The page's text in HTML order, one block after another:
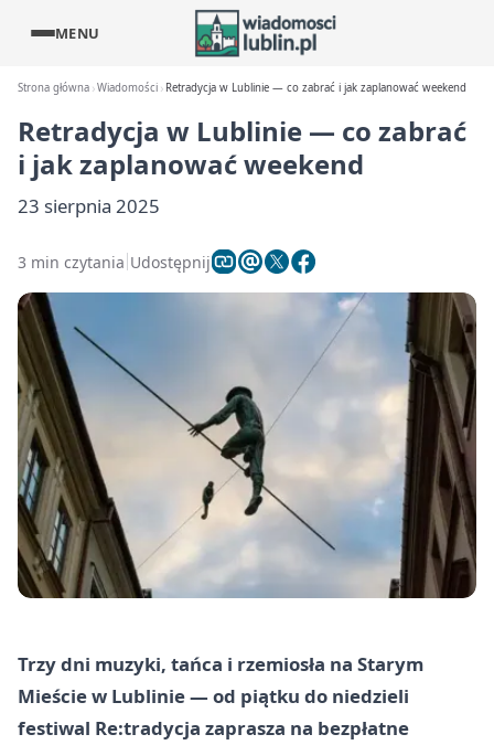
MENU
Strona główna Wiadomości Retradycja w Lublinie — co zabrać i jak zaplanować weekend
Retradycja w Lublinie — co zabrać
i jak zaplanować weekend
23 sierpnia 2025
3 min czytania Udostępnij
Trzy dni muzyki, tańca i rzemiosła na Starym
Mieście w Lublinie — od piątku do niedzieli
festiwal Re:tradycja zaprasza na bezpłatne